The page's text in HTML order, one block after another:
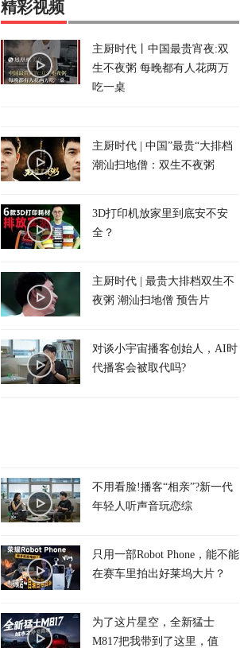
精彩视频
主厨时代丨中国最贵宵夜:双
生不夜粥 每晚都有人花两万
吃一桌
主厨时代 | 中国”最贵“大排档
潮汕扫地僧：双生不夜粥
3D打印机放家里到底安不安
全？
主厨时代 | 最贵大排档双生不
夜粥 潮汕扫地僧 预告片
对谈小宇宙播客创始人，AI时
代播客会被取代吗?
不用看脸!播客“相亲”?新一代
年轻人听声音玩恋综
只用一部Robot Phone，能不能
在赛车里拍出好莱坞大片？
为了这片星空，全新猛士
M817把我带到了这里，值